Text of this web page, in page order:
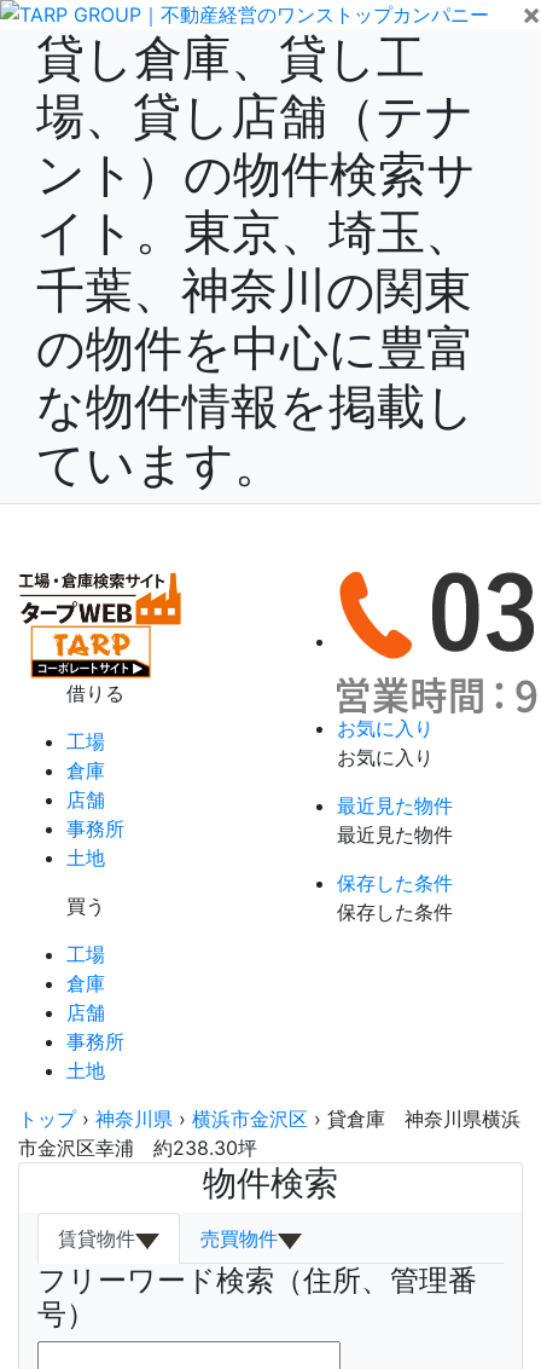
×
貸し倉庫、貸し工
場、貸し店舗（テナ
ント）の物件検索サ
イト。東京、埼玉、
千葉、神奈川の関東
の物件を中心に豊富
な物件情報を掲載し
ています。
借りる
工場
倉庫
店舗
事務所
土地
買う
工場
倉庫
店舗
事務所
土地
お気に入り
お気に入り
最近見た物件
最近見た物件
保存した条件
保存した条件
トップ› 神奈川県 › 横浜市金沢区 › 貸倉庫 神奈川県横浜
市金沢区幸浦 約238.30坪
物件検索
賃貸物件 売買物件
フリーワード検索（住所、管理番
号）